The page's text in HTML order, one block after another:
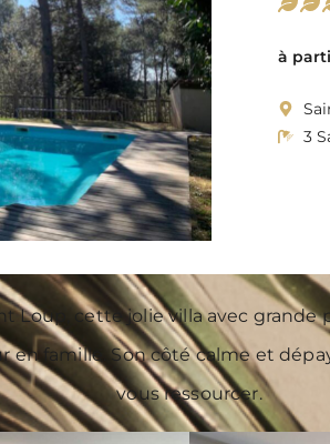
à
3
Loup, cette jolie villa avec
en famille. Son côté calme et
vous ressourcer.